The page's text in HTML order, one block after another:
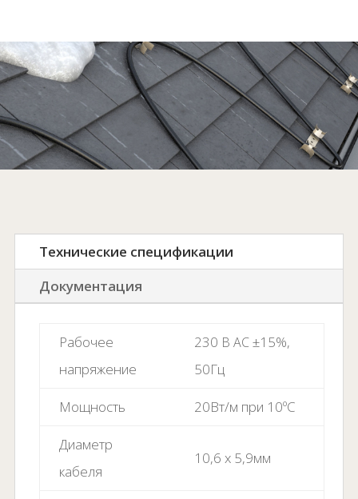
Технические спецификации
Документация
Рабочее
напряжение
230 В AC±15%,
50Гц
Мощность 20Вт/м при 10ºC
Диаметр
кабеля
10,6 x 5,9мм